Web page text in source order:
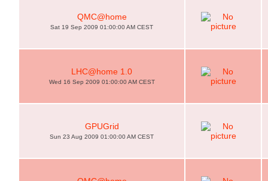
QMC@home
Sat 19 Sep 2009 01:00:00 AM CEST
LHC@home 1.0
Wed 16 Sep 2009 01:00:00 AM CEST
GPUGrid
Sun 23 Aug 2009 01:00:00 AM CEST